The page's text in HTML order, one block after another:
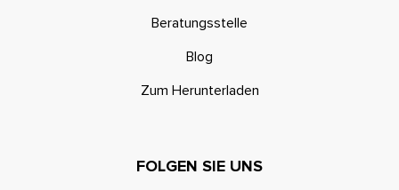
Beratungsstelle
Blog
Zum Herunterladen
FOLGEN SIE UNS